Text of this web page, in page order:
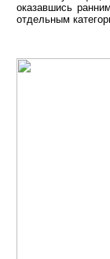
оказавшись
отдельным